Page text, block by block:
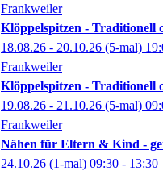
Frankweiler
Klöppelspitzen - Traditionell
18.08.26 - 20.10.26 (5-mal)
Frankweiler
Klöppelspitzen - Traditionell
19.08.26 - 21.10.26 (5-mal)
Frankweiler
Nähen für Eltern & Kind -
24.10.26 (1-mal) 09:30 - 13:30